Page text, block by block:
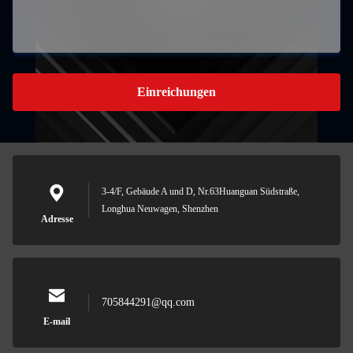
Einreichungen
Adresse
3-4/F, Gebäude A und D, Nr.63Huanguan Südstraße,
Longhua Neuwagen, Shenzhen
E-mail
705844291@qq.com